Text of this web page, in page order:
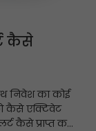
कैसे
निवेश का कोई
कैसे एक्टिवेट
कैसे प्राप्त करें।